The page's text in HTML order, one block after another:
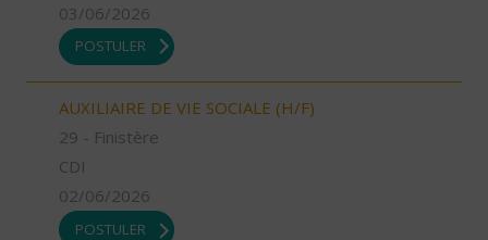
03/06/2026
POSTULER
AUXILIAIRE DE VIE SOCIALE (H/F)
29 - Finistère
CDI
02/06/2026
POSTULER